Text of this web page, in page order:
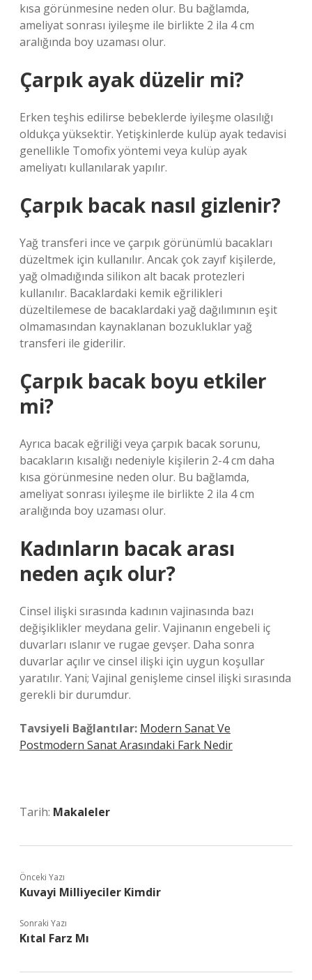
kısa görünmesine neden olur. Bu bağlamda,
ameliyat sonrası iyileşme ile birlikte 2 ila 4 cm
aralığında boy uzaması olur.
Çarpık ayak düzelir mi?
Erken teşhis edilirse bebeklerde iyileşme olasılığı
oldukça yüksektir. Yetişkinlerde kulüp ayak tedavisi
genellikle Tomofix yöntemi veya kulüp ayak
ameliyatı kullanılarak yapılır.
Çarpık bacak nasıl gizlenir?
Yağ transferi ince ve çarpık görünümlü bacakları
düzeltmek için kullanılır. Ancak çok zayıf kişilerde,
yağ olmadığında silikon alt bacak protezleri
kullanılır. Bacaklardaki kemik eğrilikleri
düzeltilemese de bacaklardaki yağ dağılımının eşit
olmamasından kaynaklanan bozukluklar yağ
transferi ile giderilir.
Çarpık bacak boyu etkiler
mi?
Ayrıca bacak eğriliği veya çarpık bacak sorunu,
bacakların kısalığı nedeniyle kişilerin 2-4 cm daha
kısa görünmesine neden olur. Bu bağlamda,
ameliyat sonrası iyileşme ile birlikte 2 ila 4 cm
aralığında boy uzaması olur.
Kadınların bacak arası
neden açık olur?
Cinsel ilişki sırasında kadının vajinasında bazı
değişiklikler meydana gelir. Vajinanın engebeli iç
duvarları ıslanır ve rugae gevşer. Daha sonra
duvarlar açılır ve cinsel ilişki için uygun koşullar
yaratılır. Yani; Vajinal genişleme cinsel ilişki sırasında
gerekli bir durumdur.
Tavsiyeli Bağlantılar: Modern Sanat Ve
Postmodern Sanat Arasındaki Fark Nedir
Tarih: Makaleler
Önceki Yazı
Kuvayi Milliyeciler Kimdir
Sonraki Yazı
Kıtal Farz Mı